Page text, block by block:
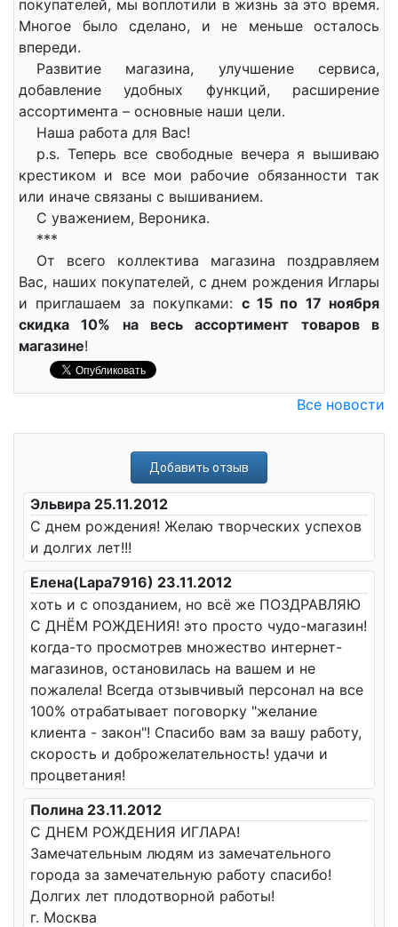
покупателей, мы воплотили в жизнь за это время.
Многое было сделано, и не меньше осталось
впереди.
Развитие магазина, улучшение сервиса,
добавление удобных функций, расширение
ассортимента – основные наши цели.
Наша работа для Вас!
p.s. Теперь все свободные вечера я вышиваю
крестиком и все мои рабочие обязанности так
или иначе связаны с вышиванием.
С уважением, Вероника.
***
От всего коллектива магазина поздравляем
Вас, наших покупателей, с днем рождения Иглары
и приглашаем за покупками: с 15 по 17 ноября
скидка 10% на весь ассортимент товаров в
магазине!
Все новости
Добавить отзыв
Эльвира 25.11.2012
С днем рождения! Желаю творческих успехов
и долгих лет!!!
Елена(Lapa7916) 23.11.2012
хоть и с опозданием, но всё же ПОЗДРАВЛЯЮ
С ДНЁМ РОЖДЕНИЯ! это просто чудо-магазин!
когда-то просмотрев множество интернет-
магазинов, остановилась на вашем и не
пожалела! Всегда отзывчивый персонал на все
100% отрабатывает поговорку "желание
клиента - закон"! Спасибо вам за вашу работу,
скорость и доброжелательность! удачи и
процветания!
Полина 23.11.2012
С ДНЕМ РОЖДЕНИЯ ИГЛАРА!
Замечательным людям из замечательного
города за замечательную работу спасибо!
Долгих лет плодотворной работы!
г. Москва